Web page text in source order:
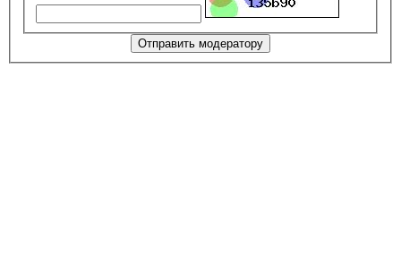
Отправить модератору